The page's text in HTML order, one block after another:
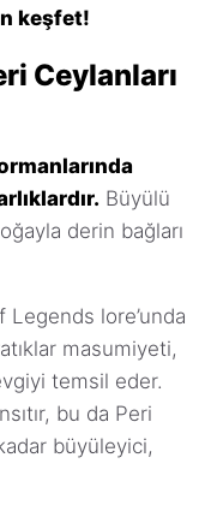
keşfet!
Ceylanları
Büyülü
derin bağları
Legends lore’unda
masumiyeti,
temsil eder.
bu da Peri
büyüleyici,